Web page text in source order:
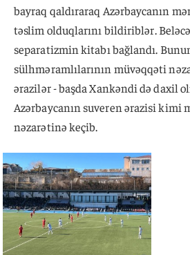
bayraq qaldıraraq Azərbaycanın
təslim olduqlarını bildiriblər.
separatizmin kitabı bağlandı.
sülhməramlılarının müvəqqəti
ərazilər - başda Xankəndi də daxil
Azərbaycanın suveren ərazisi
nəzarətinə keçib.